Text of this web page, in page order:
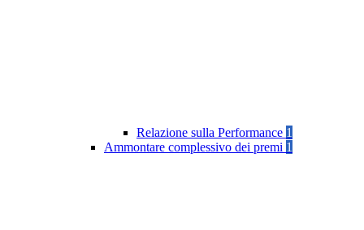
Relazione sulla Performance 1
Ammontare complessivo dei premi 1